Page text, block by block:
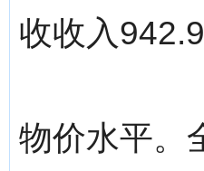
收收入942.9
物价水平。